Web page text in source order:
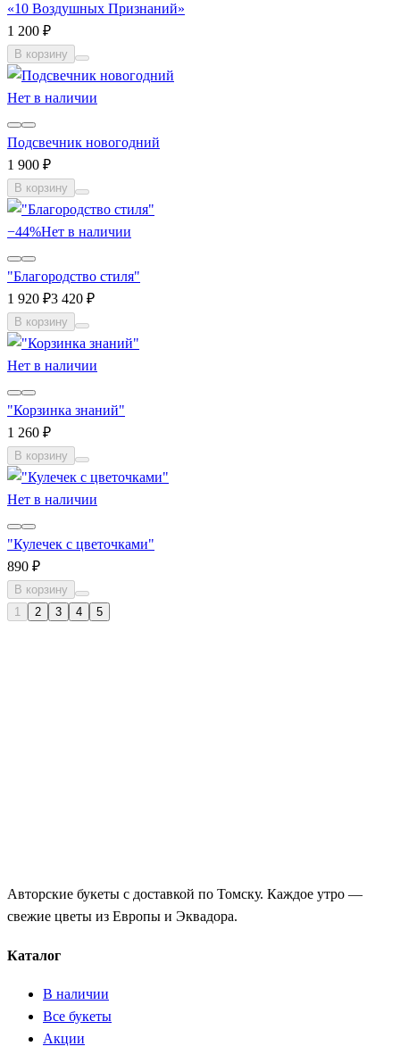
«10 Воздушных Признаний»
1 200 ₽
В корзину
Нет в наличии
Подсвечник новогодний
1 900 ₽
В корзину
−44%Нет в наличии
"Благородство стиля"
1 920 ₽3 420 ₽
В корзину
Нет в наличии
"Корзинка знаний"
1 260 ₽
В корзину
Нет в наличии
"Кулечек с цветочками"
890 ₽
В корзину
1
2 3 4 5
Авторские букеты с доставкой по Томску. Каждое утро —
свежие цветы из Европы и Эквадора.
Каталог
В наличии
Все букеты
Акции